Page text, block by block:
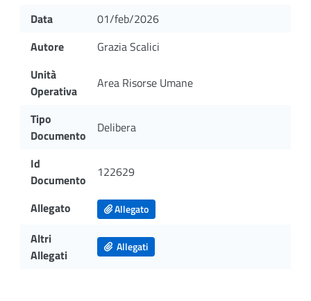
Data
01/feb/2026
Autore
Grazia Scalici
Unità
Operativa
Area Risorse Umane
Tipo
Documento
Delibera
Id
Documento
122629
Allegato Allegato
Altri
Allegati
Allegati